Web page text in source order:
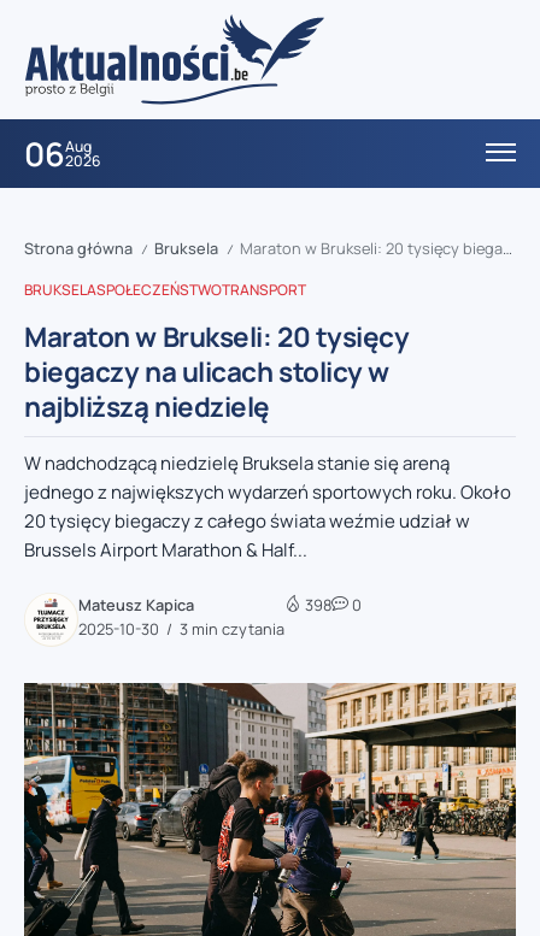
06Aug
2026
Strona główna / Bruksela / Maraton w Brukseli: 20 tysięcy biegaczy na ulicach stolicy w najbliższą niedzielę
BRUKSELASPOŁECZEŃSTWOTRANSPORT
Maraton w Brukseli: 20 tysięcy
biegaczy na ulicach stolicy w
najbliższą niedzielę
W nadchodzącą niedzielę Bruksela stanie się areną
jednego z największych wydarzeń sportowych roku. Około
20 tysięcy biegaczy z całego świata weźmie udział w
Brussels Airport Marathon & Half...
Mateusz Kapica
2025-10-30
3 min czytania
398 0